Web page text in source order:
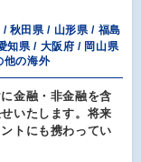
秋田県 / 山形県 / 福島
知県 / 大阪府 / 岡山県
他の海外
金融・非金融を含
いたします。将来
トにも携わってい